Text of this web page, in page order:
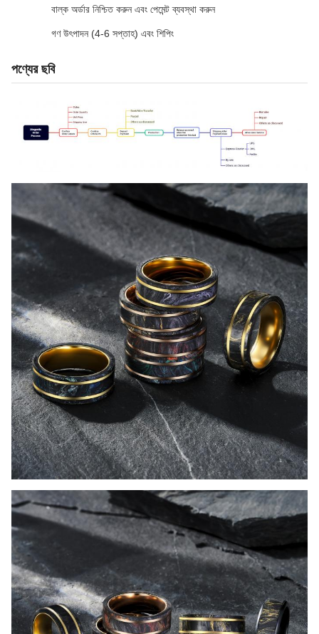
বাল্ক অর্ডার নিশ্চিত করুন এবং পেমেন্ট ব্যবস্থা করুন
গণ উৎপাদন (4-6 সপ্তাহ) এবং শিপিং
পণ্যের ছবি